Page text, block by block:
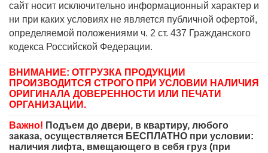
сайт носит исключительно информационный характер и
ни при каких условиях не является публичной офертой,
определяемой положениями ч. 2 ст. 437 Гражданского
кодекса Российской Федерации.
ВНИМАНИЕ: ОТГРУЗКА ПРОДУКЦИИ
ПРОИЗВОДИТСЯ СТРОГО ПРИ УСЛОВИИ НАЛИЧИЯ
ОРИГИНАЛА ДОВЕРЕННОСТИ ИЛИ ПЕЧАТИ
ОРГАНИЗАЦИИ.
Важно! Подъем до двери, в квартиру, любого
заказа, осуществляется БЕСПЛАТНО при условии:
наличия лифта, вмещающего в себя груз (при